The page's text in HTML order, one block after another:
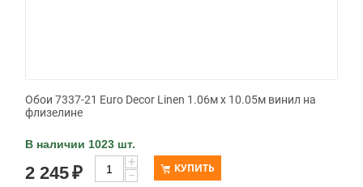
Обои 7337-21 Euro Decor Linen 1.06м x 10.05м винил на
флизелине
В наличии 1023 шт.
2 245₽
+
−
КУПИТЬ